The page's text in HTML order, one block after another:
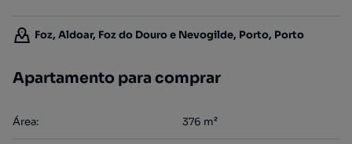
Foz, Aldoar, Foz do Douro e Nevogilde, Porto, Porto
Apartamento para comprar
Área: 376 m²